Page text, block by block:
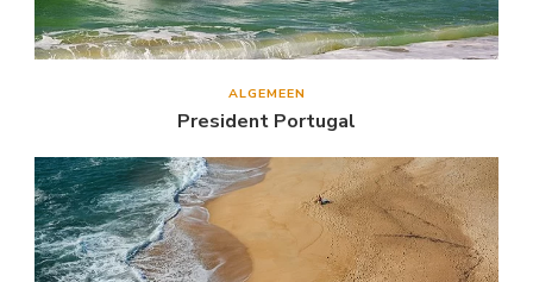
ALGEMEEN
President Portugal